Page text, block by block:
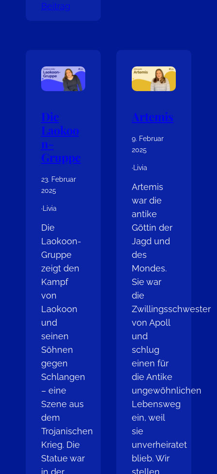
Beitrag
Die
Laokoo
n-
Gruppe
23. Februar
2025
·Livia
Die
Laokoon-
Gruppe
zeigt den
Kampf
von
Laokoon
und
seinen
Söhnen
gegen
Schlangen
– eine
Szene aus
dem
Trojanischen
Krieg. Die
Statue war
in der
Artemis
9. Februar
2025
·Livia
Artemis
war die
antike
Göttin der
Jagd und
des
Mondes.
Sie war
die
Zwillingsschwester
von Apoll
und
schlug
einen für
die Antike
ungewöhnlichen
Lebensweg
ein, weil
sie
unverheiratet
blieb. Wir
stellen